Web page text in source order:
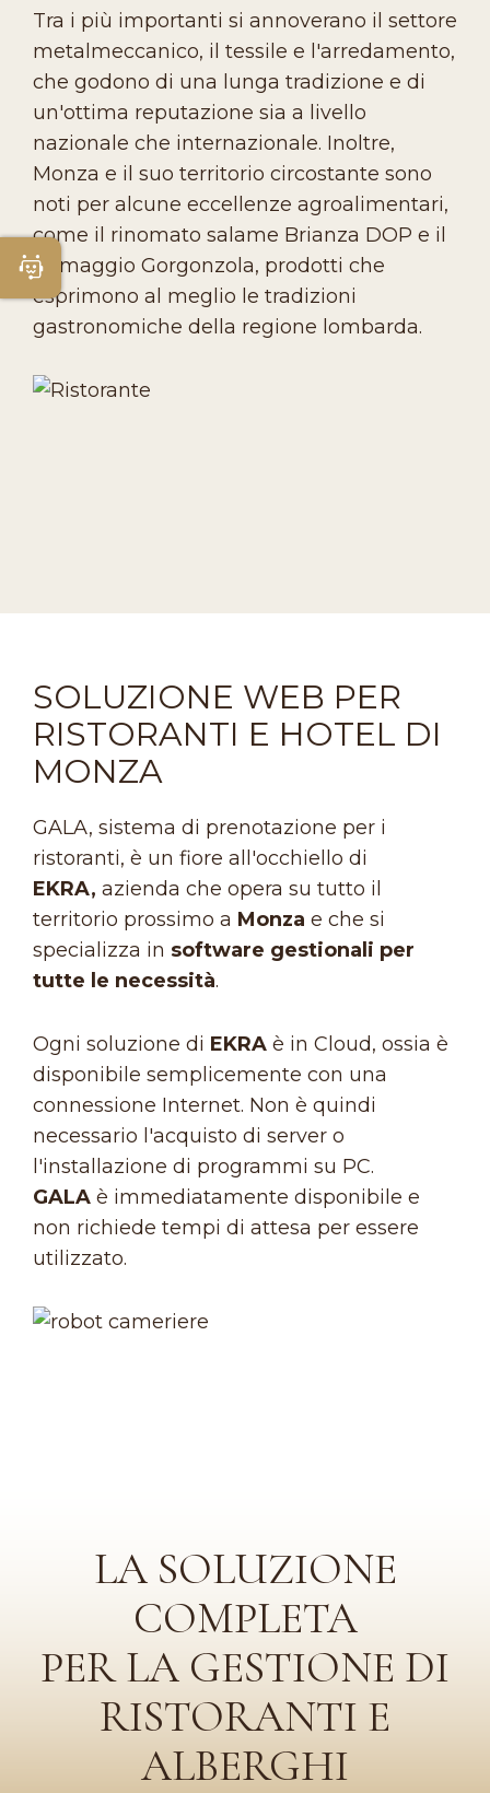
Tra i più importanti si annoverano il settore
metalmeccanico, il tessile e l'arredamento,
che godono di una lunga tradizione e di
un'ottima reputazione sia a livello
nazionale che internazionale. Inoltre,
Monza e il suo territorio circostante sono
noti per alcune eccellenze agroalimentari,
come il rinomato salame Brianza DOP e il
formaggio Gorgonzola, prodotti che
esprimono al meglio le tradizioni
gastronomiche della regione lombarda.
SOLUZIONE WEB PER
RISTORANTI E HOTEL DI
MONZA
GALA, sistema di prenotazione per i
ristoranti, è un fiore all'occhiello di
EKRA, azienda che opera su tutto il
territorio prossimo a Monza e che si
specializza in software gestionali per
tutte le necessità.
Ogni soluzione di EKRA è in Cloud, ossia è
disponibile semplicemente con una
connessione Internet. Non è quindi
necessario l'acquisto di server o
l'installazione di programmi su PC.
GALA è immediatamente disponibile e
non richiede tempi di attesa per essere
utilizzato.
LA SOLUZIONE
COMPLETA
PER LA GESTIONE DI
RISTORANTI E
ALBERGHI
Apri Chatbot